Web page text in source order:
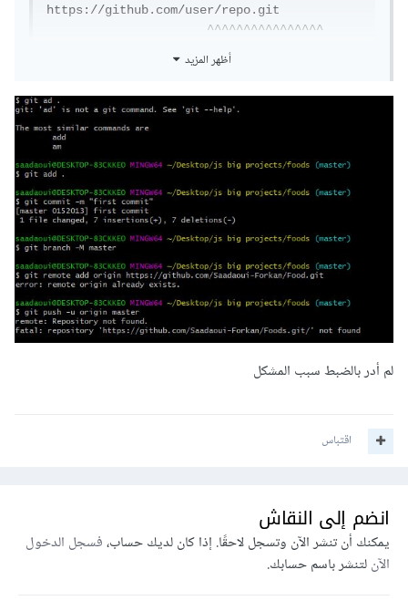
https://github.com/user/repo.git
                      ^^^^^^^^^^^^^^^^
أظهر المزيد
لم أدر بالضبط سبب المشكل
اقتباس
انضم إلى النقاش
يمكنك أن تنشر الآن وتسجل لاحقًا. إذا كان لديك حساب،فسجل الدخول
الآنلتنشر باسم حسابك.